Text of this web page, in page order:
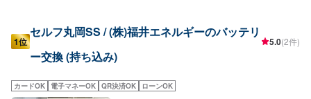
1位
セルフ丸岡SS / (株)福井エネルギーのバッテリ
ー交換 (持ち込み)
5.0(2件)
カードOK 電子マネーOK QR決済OK ローンOK